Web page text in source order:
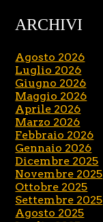
ARCHIVI
Agosto 2026
Luglio 2026
Giugno 2026
Maggio 2026
Aprile 2026
Marzo 2026
Febbraio 2026
Gennaio 2026
Dicembre 2025
Novembre 2025
Ottobre 2025
Settembre 2025
Agosto 2025